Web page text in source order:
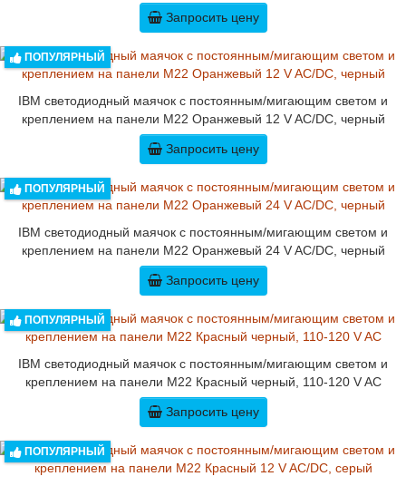
Запросить цену
ПОПУЛЯРНЫЙ
IBM светодиодный маячок с постоянным/мигающим светом и
креплением на панели M22 Оранжевый 12 V AC/DC, черный
Запросить цену
ПОПУЛЯРНЫЙ
IBM светодиодный маячок с постоянным/мигающим светом и
креплением на панели M22 Оранжевый 24 V AC/DC, черный
Запросить цену
ПОПУЛЯРНЫЙ
IBM светодиодный маячок с постоянным/мигающим светом и
креплением на панели M22 Красный черный, 110-120 V AC
Запросить цену
ПОПУЛЯРНЫЙ